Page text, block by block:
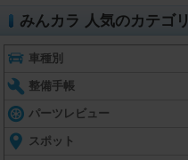
みんカラ 人気のカテゴリ
車種別
整備手帳
パーツレビュー
スポット